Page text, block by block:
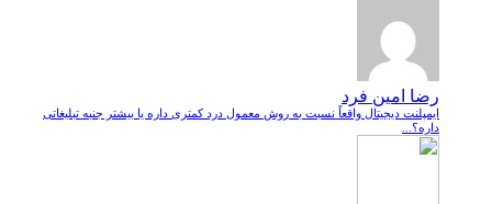
رضا امین فرد
ایمپلنت دیجیتال واقعاً نسبت به روش معمول درد کمتری داره یا بیشتر جنبه تبلیغاتی
داره؟...